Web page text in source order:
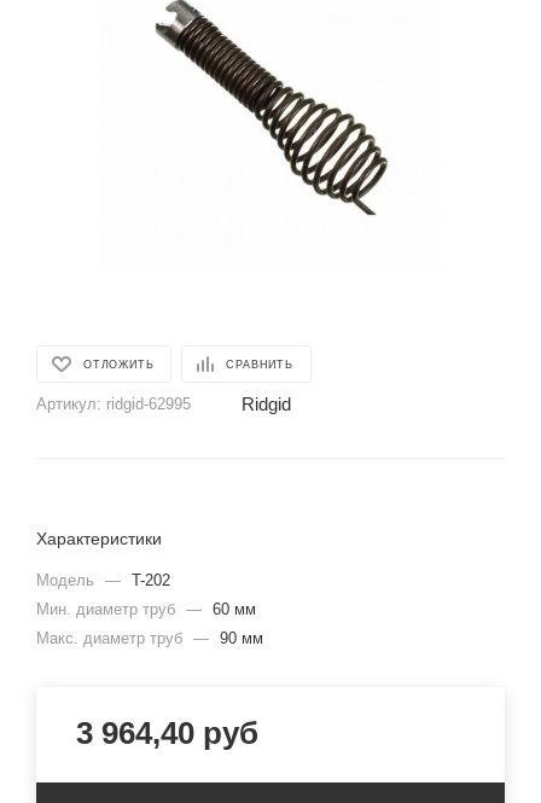
ОТЛОЖИТЬ СРАВНИТЬ
Артикул: ridgid-62995 Ridgid
Характеристики
Модель — T-202
Мин. диаметр труб — 60 мм
Макс. диаметр труб — 90 мм
3 964,40 руб